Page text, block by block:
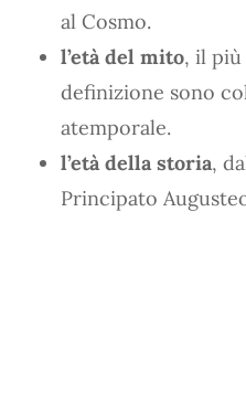
al Cosmo.
l’età del mito, il
definizione sono
atemporale.
l’età della storia,
Principato